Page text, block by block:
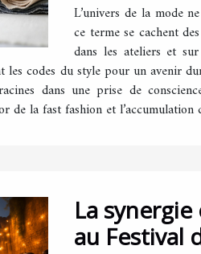
L’univers de la mode
ce terme se cachent
dans les ateliers et
les codes du style pour un avenir
dans une prise de
de la fast fashion et
La
au Festival